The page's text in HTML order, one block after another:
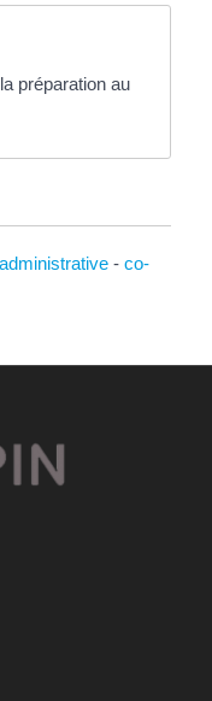
préparation au
- co-